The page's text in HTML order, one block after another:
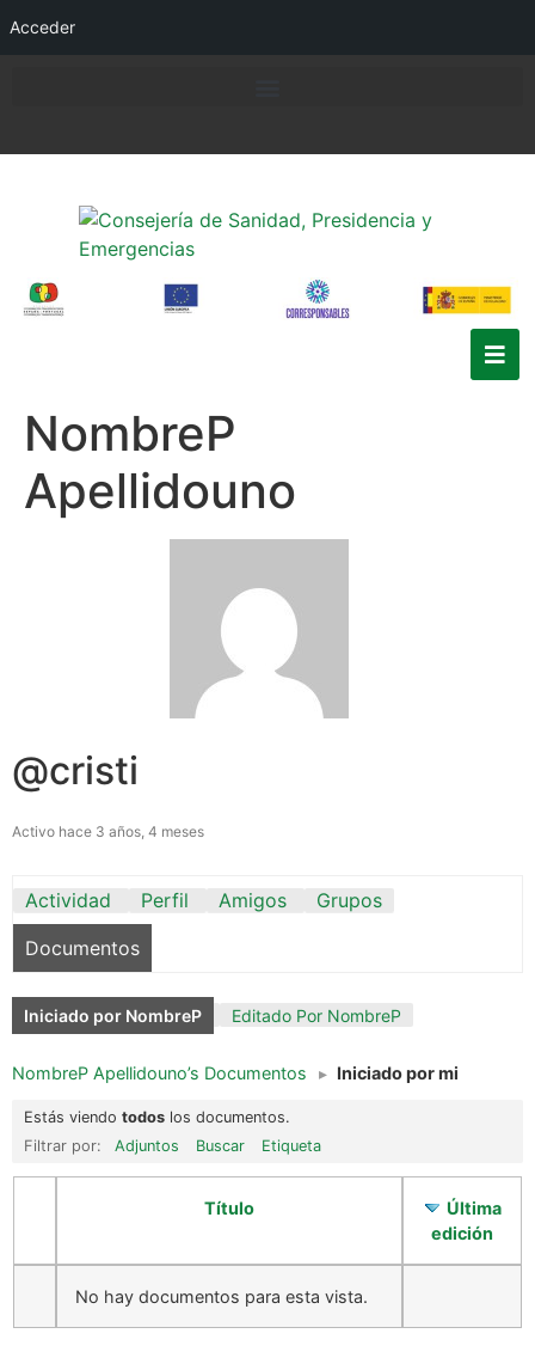
Acceder
NombreP
Apellidouno
@cristi
Activo hace 3 años, 4 meses
Actividad Perfil Amigos
Grupos
Documentos
Iniciado por NombreP Editado Por NombreP
NombreP Apellidouno’s Documentos ▸ Iniciado por mi
Estás viendo todos los documentos.
Filtrar por:
Adjuntos Buscar Etiqueta
Título
Última
edición
No hay documentos para esta vista.